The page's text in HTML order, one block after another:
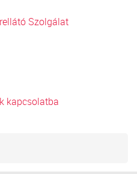
kapcsolatba